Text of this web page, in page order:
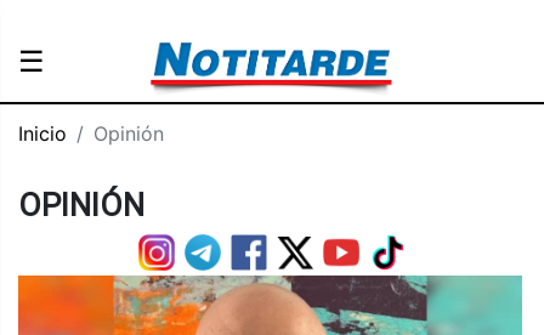
☰
Inicio Opinión
OPINIÓN